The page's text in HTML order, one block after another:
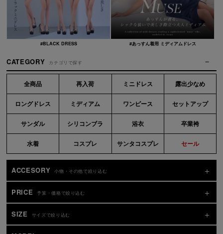
#BLACK DRESS #あっすん着用 ミディアムドレス
CATEGORY カテゴリで探す
全商品 再入荷 ミニドレス 露出少なめ
ロングドレス ミディアム ワンピース セットアップ
サンダル シリコンブラ 浴衣 卒業袴
水着 コスプレ サンタコスプレ セール
ACCESORY 小物・その他で絞り込む
PRICE 予算・価格で絞り込む
SIZE サイズで絞り込む